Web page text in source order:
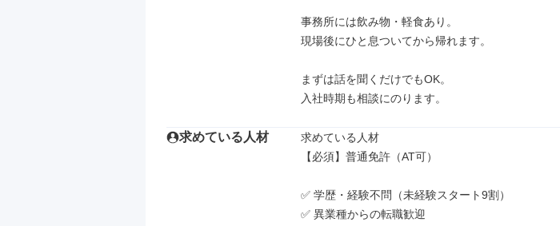
事務所には飲み物・軽食あり。
現場後にひと息ついてから帰れます。
まずは話を聞くだけでもOK。
入社時期も相談にのります。
求めている人材
求めている人材
【必須】普通免許（AT可）
✅ 学歴・経験不問（未経験スタート9割）
✅ 異業種からの転職歓迎